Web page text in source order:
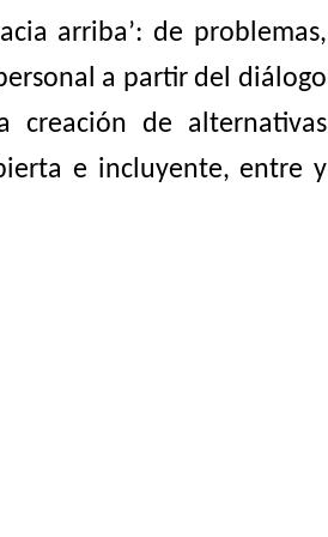
arriba’: de problemas,
a partirdel diálogo
creación de alternativas
e incluyente, entrey